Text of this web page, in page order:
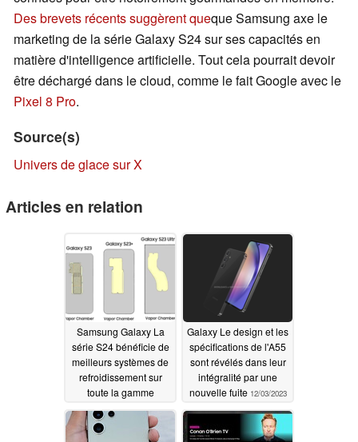
Des brevets récents suggèrent queque Samsung axe le
marketing de la série Galaxy S24 sur ses capacités en
matière d'intelligence artificielle. Tout cela pourrait devoir
être déchargé dans le cloud, comme le fait Google avec le
Pixel 8 Pro.
Source(s)
Univers de glace sur X
Articles en relation
Samsung Galaxy La
série S24 bénéficie de
meilleurs systèmes de
refroidissement sur
toute la gamme
12/03/2023
Galaxy Le design et les
spécifications de l'A55
sont révélés dans leur
intégralité par une
nouvelle fuite 12/03/2023